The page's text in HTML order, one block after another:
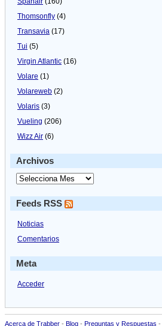
Thomsonfly (4)
Transavia (17)
Tui (5)
Virgin Atlantic (16)
Volare (1)
Volareweb (2)
Volaris (3)
Vueling (206)
Wizz Air (6)
Archivos
Feeds RSS
Noticias
Comentarios
Meta
Acceder
Acerca de Trabber - Blog - Preguntas y Respuestas -